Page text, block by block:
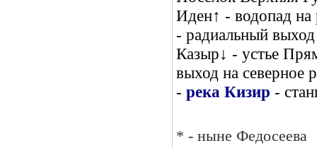
Иден↑ - водопад
- радиальный
Казыр↓ - устье
выход на северное
- река Кизир -
* - ныне Федосеева